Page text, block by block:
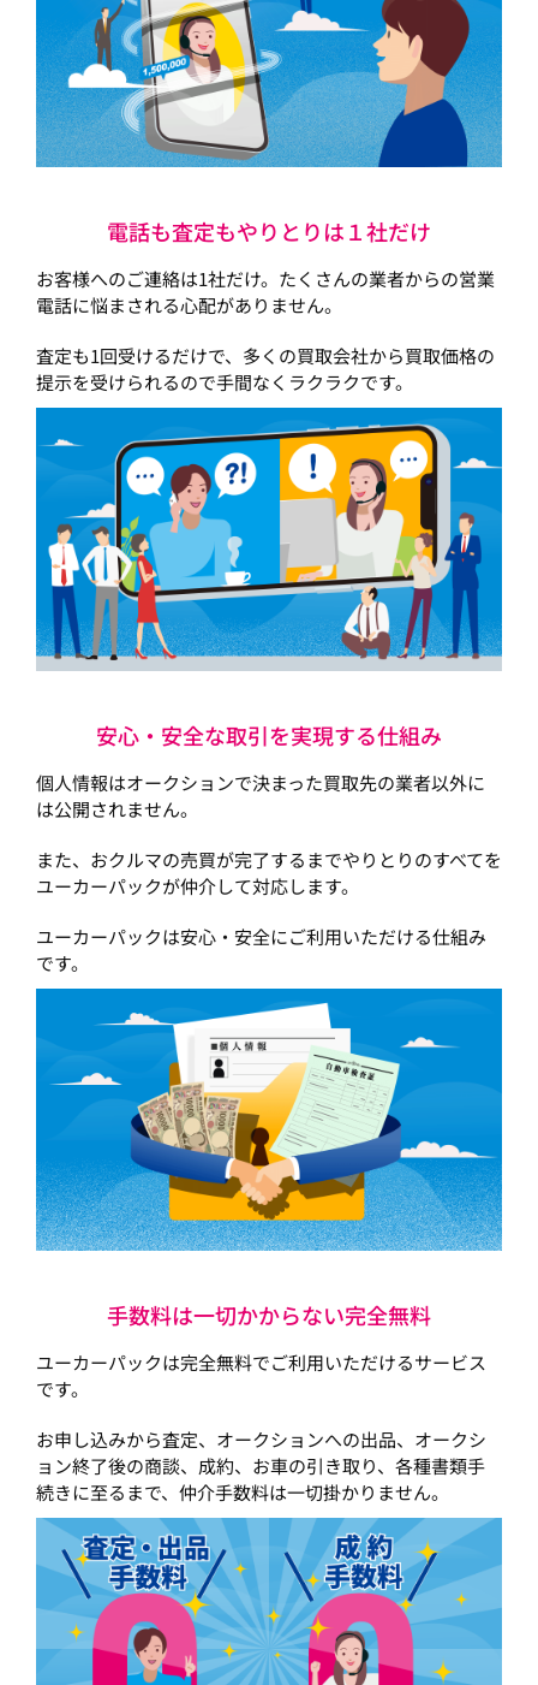
電話も査定もやりとりは１社だけ
お客様へのご連絡は1社だけ。たくさんの業者からの営業
電話に悩まされる心配がありません。
査定も1回受けるだけで、多くの買取会社から買取価格の
提示を受けられるので手間なくラクラクです。
安心・安全な取引を実現する仕組み
個人情報はオークションで決まった買取先の業者以外に
は公開されません。
また、おクルマの売買が完了するまでやりとりのすべてを
ユーカーパックが仲介して対応します。
ユーカーパックは安心・安全にご利用いただける仕組み
です。
手数料は一切かからない完全無料
ユーカーパックは完全無料でご利用いただけるサービス
です。
お申し込みから査定、オークションへの出品、オークシ
ョン終了後の商談、成約、お車の引き取り、各種書類手
続きに至るまで、仲介手数料は一切掛かりません。